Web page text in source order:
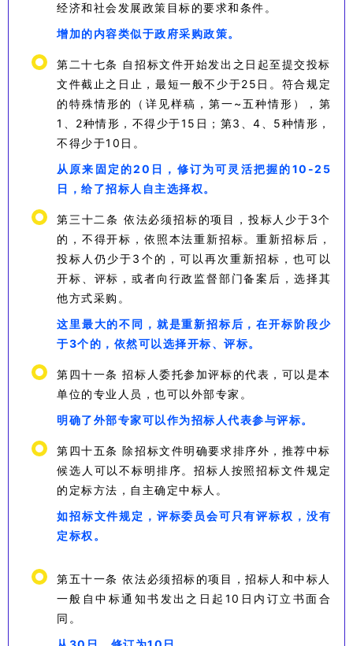
经济和社会发展政策目标的要求和条件。
增加的内容类似于政府采购政策。
第二十七条 自招标文件开始发出之日起至提交投标
文件截止之日止，最短一般不少于25日。符合规定
的特殊情形的（详见样稿，第一~五种情形），第
1、2种情形，不得少于15日；第3、4、5种情形，
不得少于10日。
从原来固定的20日，修订为可灵活把握的10-25
日，给了招标人自主选择权。
第三十二条 依法必须招标的项目，投标人少于3个
的，不得开标，依照本法重新招标。重新招标后，
投标人仍少于3个的，可以再次重新招标，也可以
开标、评标，或者向行政监督部门备案后，选择其
他方式采购。
这里最大的不同，就是重新招标后，在开标阶段少
于3个的，依然可以选择开标、评标。
第四十一条 招标人委托参加评标的代表，可以是本
单位的专业人员，也可以外部专家。
明确了外部专家可以作为招标人代表参与评标。
第四十五条 除招标文件明确要求排序外，推荐中标
候选人可以不标明排序。招标人按照招标文件规定
的定标方法，自主确定中标人。
如招标文件规定，评标委员会可只有评标权，没有
定标权。
第五十一条 依法必须招标的项目，招标人和中标人
一般自中标通知书发出之日起10日内订立书面合
同。